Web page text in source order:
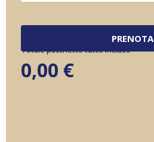
PRENOTA
Totale pacchetto tutto incluso
0,00 €